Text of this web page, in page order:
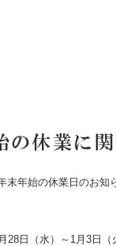
の休業に
年始の休業日のお知
日（水）～1月3日（